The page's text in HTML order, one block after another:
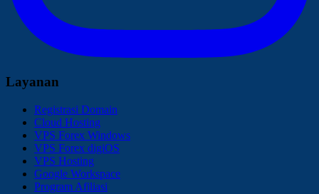
Layanan
Registrasi Domain
Cloud Hosting
VPS Forex Windows
VPS Forex digiOS
VPS Hosting
Google Workspace
Program Afiliasi